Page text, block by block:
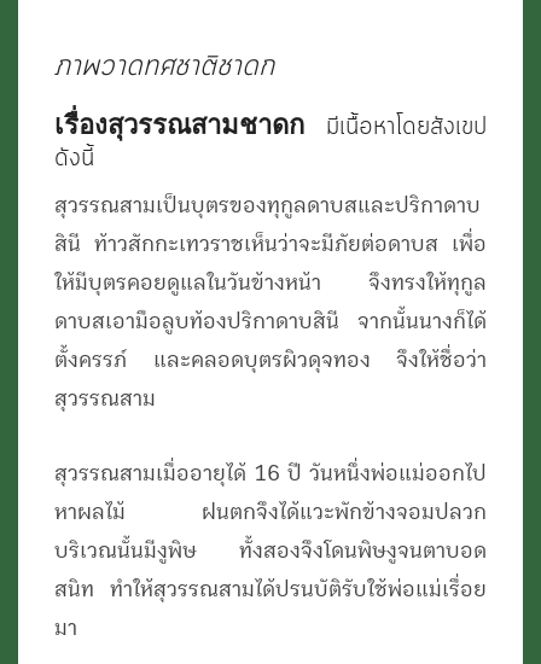
ภาพวาดทศชาติชาดก
เรื่องสุวรรณสามชาดก
มีเนื้อหาโดยสังเขป
ดังนี้
สุวรรณสามเป็นบุตรของทุกูลดาบสและปริกาดาบ
สินี ท้าวสักกะเทวราชเห็นว่าจะมีภัยต่อดาบส เพื่อ
ให้มีบุตรคอยดูแลในวันข้างหน้า จึงทรงให้ทุกูล
ดาบสเอามือลูบท้องปริกาดาบสินี จากนั้นนางก็ได้
ตั้งครรภ์ และคลอดบุตรผิวดุจทอง จึงให้ชื่อว่า
สุวรรณสาม
สุวรรณสามเมื่ออายุได้ 16 ปี วันหนึ่งพ่อแม่ออกไป
หาผลไม้ ฝนตกจึงได้แวะพักข้างจอมปลวก
บริเวณนั้นมีงูพิษ ทั้งสองจึงโดนพิษงูจนตาบอด
สนิท ทำให้สุวรรณสามได้ปรนบัติรับใช้พ่อแม่เรื่อย
มา